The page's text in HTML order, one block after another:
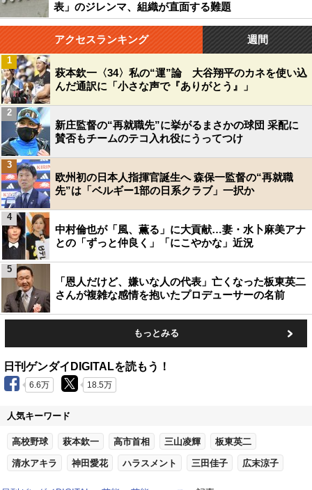
表」のジレンマ、組織が直面する難題
アクセスランキング 週間
萩本欽一〈34〉私の“運”論 大谷翔平のカネを使い込
んだ通訳に「小さな声で『ありがとう』」
1
新庄監督の“再就職先”に挙がるまさかの球団 采配に
賛否もチームのテコ入れ役にうってつけ
2
欧州初の日本人指揮官誕生へ 森保一監督の“再就職
先”は「ベルギー1部の日系クラブ」一択か
3
中村倫也が「風、薫る」に大貢献…妻・水卜麻美アナ
との「ずっと仲良く」「にこやかな」近況
4
「恩人だけど、嫌いな人の代表」亡くなった板東英二
さんが複雑な感情を抱いたプロデューサーの名前
5
もっとみる
日刊ゲンダイDIGITALを読もう！
6.6万 18.5万
人気キーワード
高校野球 萩本欽一 高市首相 三山凌輝 板東英二
清水アキラ 神田愛花 ハラスメント 三田佳子 広末涼子